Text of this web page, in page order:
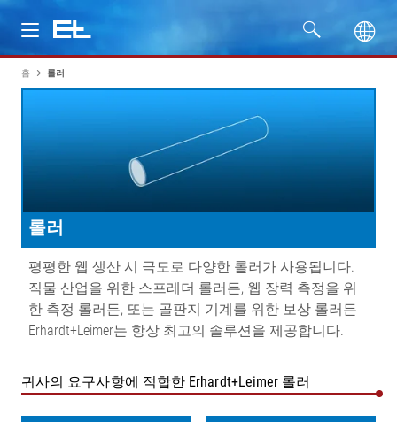
제품
회사명
홈 롤러
롤러
평평한 웹 생산 시 극도로 다양한 롤러가 사용됩니다.
직물 산업을 위한 스프레더 롤러든, 웹 장력 측정을 위
한 측정 롤러든, 또는 골판지 기계를 위한 보상 롤러든
Erhardt+Leimer는 항상 최고의 솔루션을 제공합니다.
귀사의 요구사항에 적합한 Erhardt+Leimer 롤러